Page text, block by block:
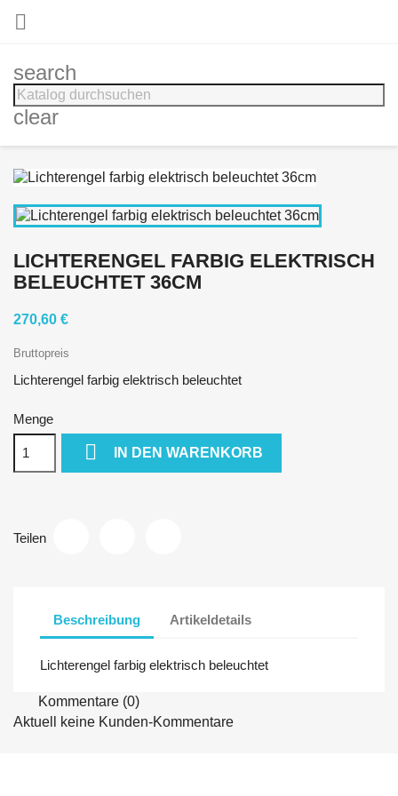

search
clear
LICHTERENGEL FARBIG ELEKTRISCH
BELEUCHTET 36CM
270,60 €
Bruttopreis
Lichterengel farbig elektrisch beleuchtet
Menge
 IN DEN WARENKORB
Teilen
Beschreibung Artikeldetails
Lichterengel farbig elektrisch beleuchtet
Kommentare (0)
Aktuell keine Kunden-Kommentare